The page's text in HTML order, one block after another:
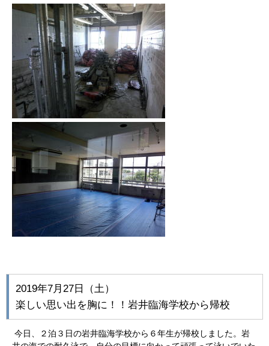
2019年7月27日（土）
楽しい思い出を胸に！！岩井臨海学校から帰校
今日、２泊３日の岩井臨海学校から６年生が帰校しました。岩